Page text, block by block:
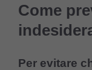
Come
Per evitare